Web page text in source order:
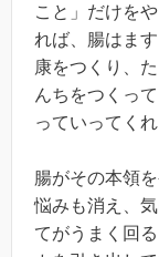
こと」だけを
れば、腸はま
康をつくり、
んちをつくっ
っていってく
腸がその本領
悩みも消え、
てがうまく回